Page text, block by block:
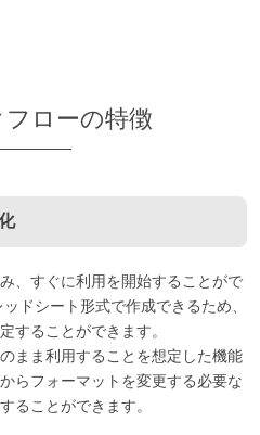
ローの特徴
、すぐに利用を開始することがで
ドシート形式で作成できるため、
することができます。
まま利用することを想定した機能
らフォーマットを変更する必要な
ることができます。